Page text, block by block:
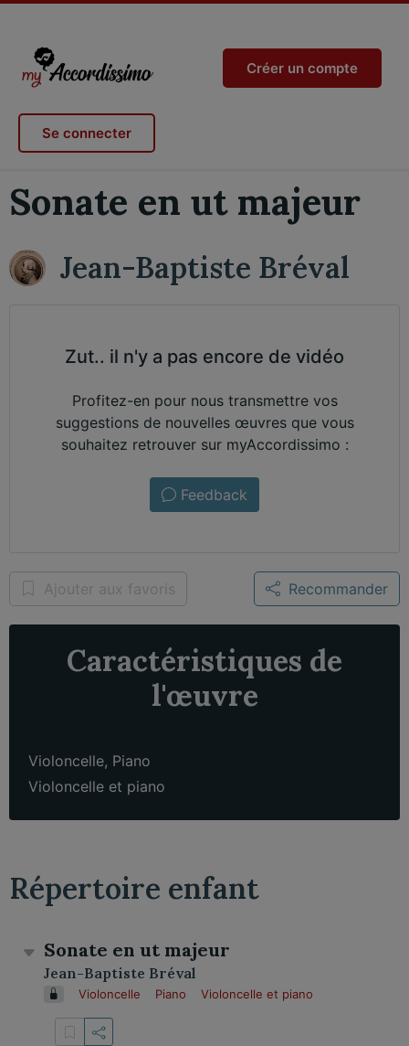
Créer un compte
Se connecter
Sonate en ut majeur
Jean-Baptiste Bréval
Zut.. il n'y a pas encore de vidéo
Profitez-en pour nous transmettre vos
suggestions de nouvelles œuvres que vous
souhaitez retrouver sur myAccordissimo :
Feedback
Ajouter aux favoris Recommander
Caractéristiques de
l'œuvre
Violoncelle, Piano
Violoncelle et piano
Répertoire enfant
Sonate en ut majeur
Jean-Baptiste Bréval
Violoncelle Piano Violoncelle et piano